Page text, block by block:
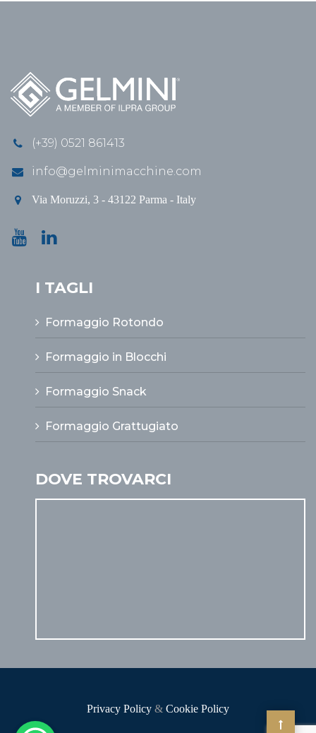
(+39) 0521 861413
info@gelminimacchine.com
Via Moruzzi, 3 - 43122 Parma - Italy
I TAGLI
Formaggio Rotondo
Formaggio in Blocchi
Formaggio Snack
Formaggio Grattugiato
DOVE TROVARCI
Privacy Policy & Cookie Policy